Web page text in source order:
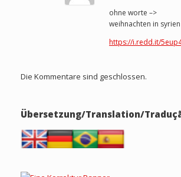
ohne worte –>
weihnachten in syrien
https://i.redd.it/
Die Kommentare sind geschlossen.
Übersetzung/Translation/